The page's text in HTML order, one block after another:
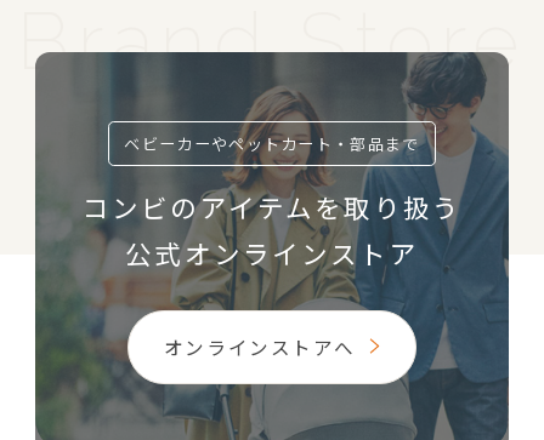
ベビーカーやペットカート・部品まで
コンビのアイテムを取り扱う
公式オンラインストア
オンラインストアへ